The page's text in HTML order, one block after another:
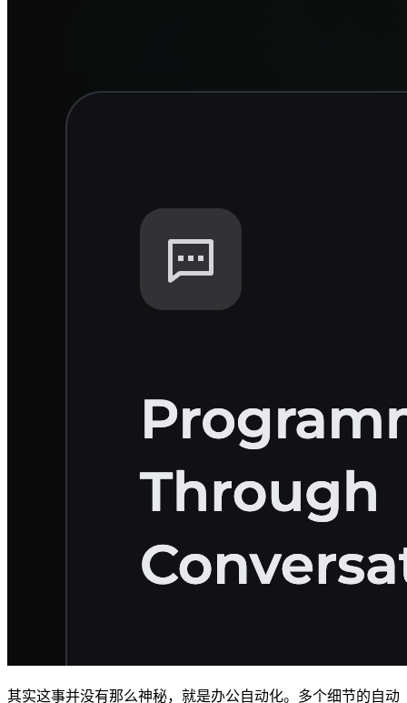
其实这事并没有那么神秘，就是办公自动化。多个细节的自动